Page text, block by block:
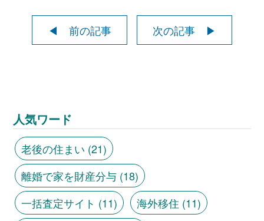
◀ 前の記事 次の記事 ▶
人気ワード
老後の住まい (21)
離婚で家を財産分与(18)
一括査定サイト (11) 海外移住 (11)